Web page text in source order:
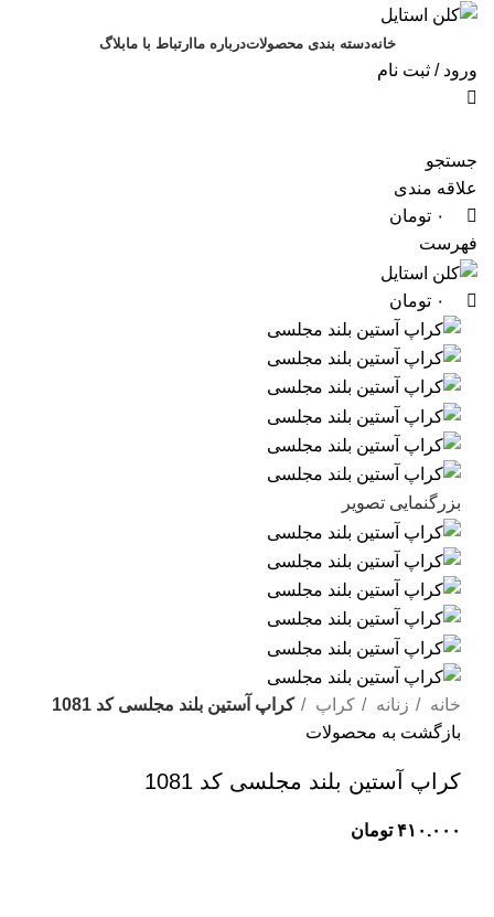
خانهدسته بندی محصولاتدرباره ما ارتباط با مابلاگ
ورود / ثبت نام
جستجو
علاقه مندی
۰ تومان
فهرست
۰ تومان
بزرگنمایی تصویر
خانه زنانه کراپ
کراپ آستین‌ بلند مجلسی کد 1081
بازگشت به محصولات
کراپ آستین‌ بلند مجلسی کد 1081
۴۱۰.۰۰۰ تومان
0